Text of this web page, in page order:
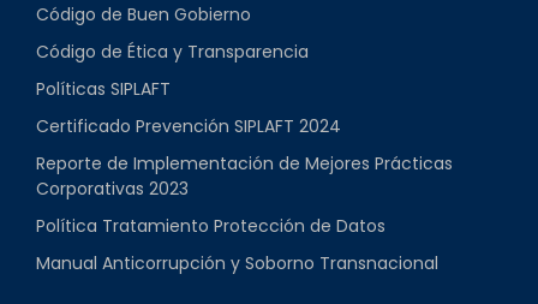
Código de Buen Gobierno
Código de Ética y Transparencia
Políticas SIPLAFT
Certificado Prevención SIPLAFT 2024
Reporte de Implementación de Mejores Prácticas
Corporativas 2023
Política Tratamiento Protección de Datos
Manual Anticorrupción y Soborno Transnacional